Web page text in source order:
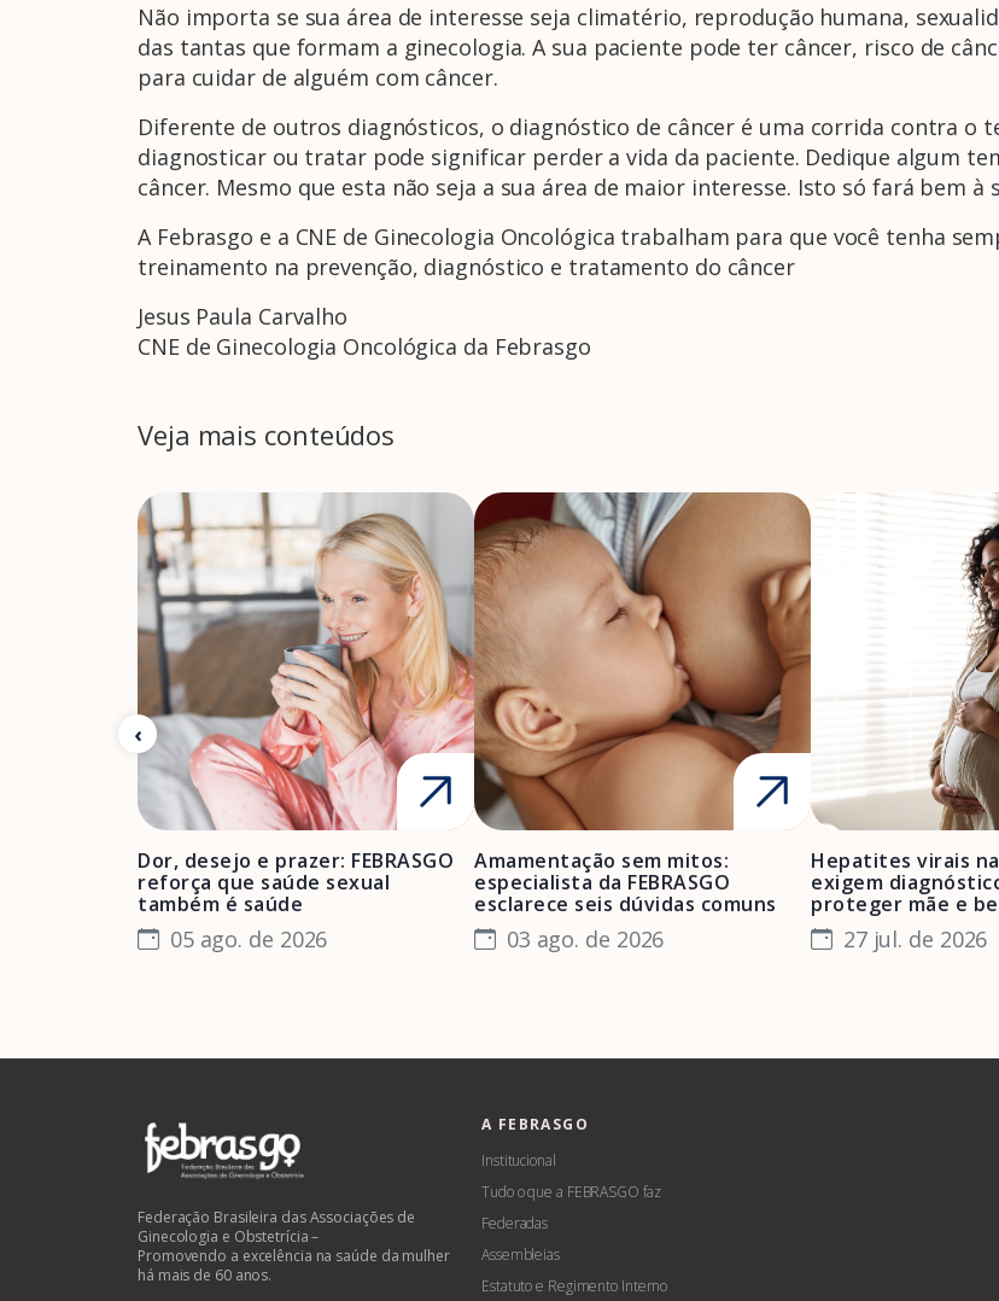
Não importa se sua área de interesse seja climatério, reprodução humana,
das tantas que formam a ginecologia. A sua paciente pode ter câncer, risco de
para cuidar de alguém com câncer.
Diferente de outros diagnósticos, o diagnóstico de câncer é uma corrida contra o
diagnosticar ou tratar pode significar perder a vida da paciente. Dedique algum
câncer. Mesmo que esta não seja a sua área de maior interesse. Isto só fará bem à
A Febrasgo e a CNE de Ginecologia Oncológica trabalham para que você tenha
treinamento na prevenção, diagnóstico e tratamento do câncer
Jesus Paula Carvalho
CNE de Ginecologia Oncológica da Febrasgo
Veja mais conteúdos
Dor, desejo e prazer: FEBRASGO
reforça que saúde sexual
também é saúde
05 ago. de 2026
Amamentação sem mitos:
especialista da FEBRASGO
esclarece seis dúvidas comuns
03 ago. de 2026
Hepatites virais
exigem
proteger mãe e
27 jul. de 2026
Federação Brasileira das Associações de
Ginecologia e Obstetrícia –
Promovendo a excelência na saúde da mulher
há mais de 60 anos.
A FEBRASGO
Institucional
Tudo o que a FEBRASGO faz
Federadas
Assembleias
Estatuto e Regimento Interno